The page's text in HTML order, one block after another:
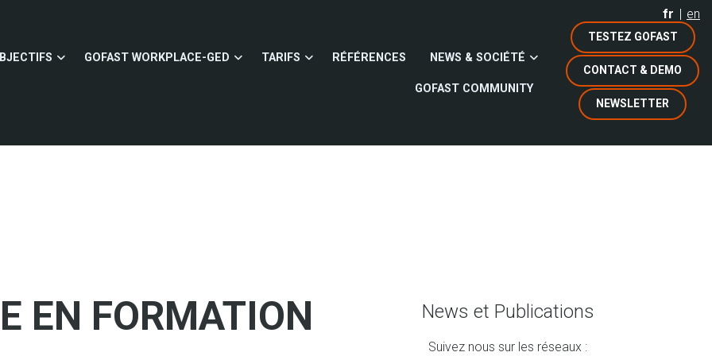
fr en
TESTEZ GOFAST
CONTACT & DEMO
NEWSLETTER
GOFAST WORKPLACE-GED TARIFS RÉFÉRENCES NEWS & SOCIÉTÉ
GOFAST COMMUNITY
EN FORMATION News et Publications
Suivez nous sur les réseaux :